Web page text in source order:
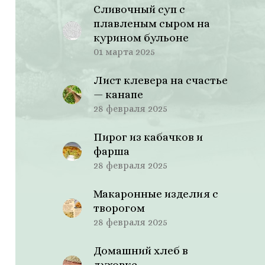
Сливочный суп с
плавленым сыром на
курином бульоне
01 марта 2025
Лист клевера на счастье
— канапе
28 февраля 2025
Пирог из кабачков и
фарша
28 февраля 2025
Макаронные изделия с
творогом
28 февраля 2025
Домашний хлеб в